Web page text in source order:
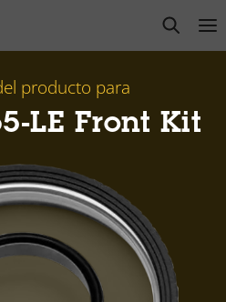
open
producto para
LE Front Kit